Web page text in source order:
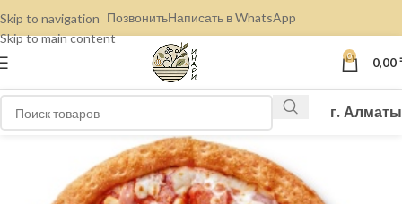
Skip to navigation
Skip to main content
ПозвонитьНаписать в WhatsApp
0 0,00
г. Алматы